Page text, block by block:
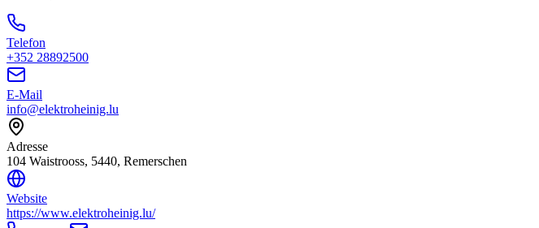
Telefon
+352 28892500
E-Mail
info@elektroheinig.lu
Adresse
104 Waistrooss, 5440, Remerschen
Website
https://www.elektroheinig.lu/